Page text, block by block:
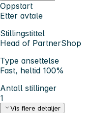
Oppstart
Etter avtale
Stillingstittel
Head of PartnerShop
Type ansettelse
Fast, heltid 100%
Antall stillinger
1
Vis flere detaljer